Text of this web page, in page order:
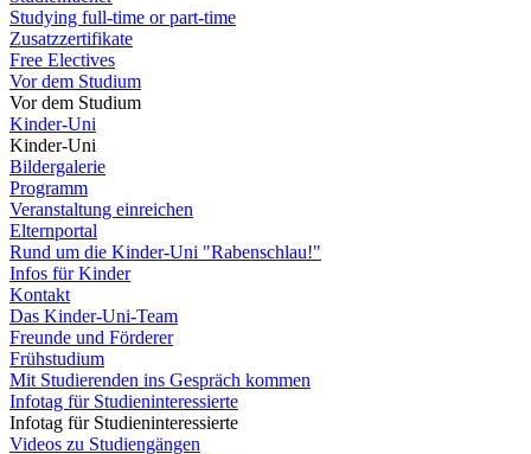
Studying full-time or part-time
Zusatzzertifikate
Free Electives
Vor dem Studium
Vor dem Studium
Kinder-Uni
Kinder-Uni
Bildergalerie
Programm
Veranstaltung einreichen
Elternportal
Rund um die Kinder-Uni "Rabenschlau!"
Infos für Kinder
Kontakt
Das Kinder-Uni-Team
Freunde und Förderer
Frühstudium
Mit Studierenden ins Gespräch kommen
Infotag für Studieninteressierte
Infotag für Studieninteressierte
Videos zu Studiengängen